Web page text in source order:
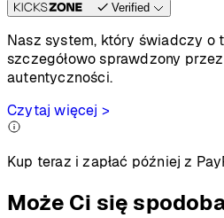
Verified
Nasz system, który świadczy o
szczegółowo sprawdzony
autentyczności.
Czytaj więcej >
Kup teraz i zapłać później z
Może Ci się